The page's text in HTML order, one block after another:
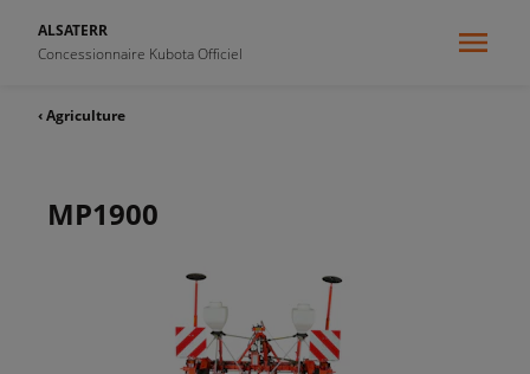
ALSATERR
Concessionnaire Kubota Officiel
‹ Agriculture
MP1900